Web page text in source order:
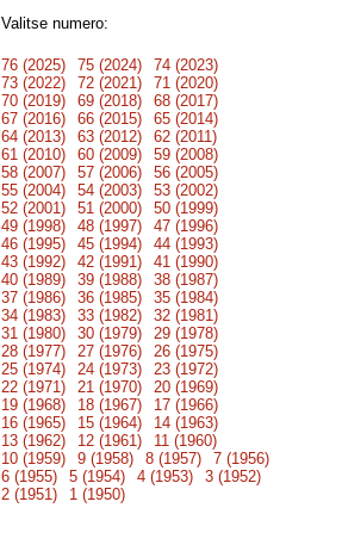
Valitse numero:
76 (2025) 75 (2024)
74 (2023)
73 (2022)
72 (2021)
71 (2020)
70 (2019)
69 (2018)
68 (2017)
67 (2016)
66 (2015)
65 (2014)
64 (2013)
63 (2012)
62 (2011)
61 (2010)
60 (2009)
59 (2008)
58 (2007)
57 (2006)
56 (2005)
55 (2004)
54 (2003)
53 (2002)
52 (2001)
51 (2000)
50 (1999)
49 (1998)
48 (1997)
47 (1996)
46 (1995)
45 (1994)
44 (1993)
43 (1992)
42 (1991)
41 (1990)
40 (1989)
39 (1988)
38 (1987)
37 (1986)
36 (1985)
35 (1984)
34 (1983)
33 (1982)
32 (1981)
31 (1980)
30 (1979)
29 (1978)
28 (1977)
27 (1976)
26 (1975)
25 (1974)
24 (1973)
23 (1972)
22 (1971)
21 (1970)
20 (1969)
19 (1968)
18 (1967)
17 (1966)
16 (1965)
15 (1964)
14 (1963)
13 (1962)
12 (1961)
11 (1960)
10 (1959)
9 (1958) 8 (1957)
7 (1956)
6 (1955)
5 (1954) 4 (1953)
3 (1952)
2 (1951)
1 (1950)